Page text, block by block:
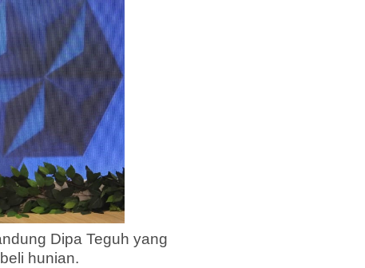
Dipa Teguh yang
hunian.